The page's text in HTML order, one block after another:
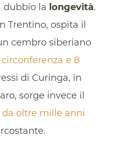
dubbio la longevità.
Trentino, ospita il
cembro siberiano
e 8
di Curinga, in
sorge invece il
da oltre mille anni